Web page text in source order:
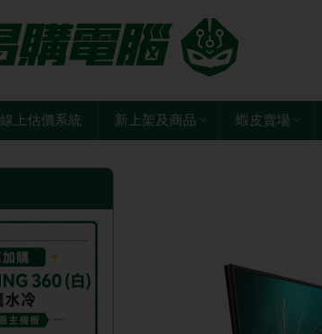
線上估價系統 新上架及商品 蝦皮賣場